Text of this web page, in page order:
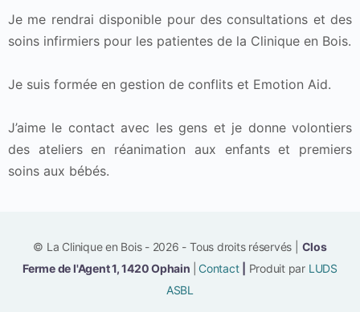
Je me rendrai disponible pour des consultations et des
soins infirmiers pour les patientes de la Clinique en Bois.
Je suis formée en gestion de conflits et Emotion Aid.
J’aime le contact avec les gens et je donne volontiers
des ateliers en réanimation aux enfants et premiers
soins aux bébés.
© La Clinique en Bois - 2026 - Tous droits réservés | Clos
Ferme de l'Agent 1, 1420 Ophain
Contact Produit par LUDS
ASBL